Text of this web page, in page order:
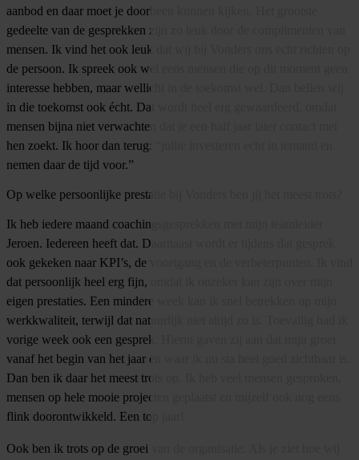
aanbod en daar moet je doorheen kunnen kijken. Het grootste
gedeelte van de gesprekken zijn zo leuk door de complimenten van
mensen. Ik vind het ook leuk dat wij bij Vonders ons echt richten op
de persoon. Ik spreek ook wel eens mensen die op dit moment geen
interesse hebben, maar wellicht in de toekomst wel. Dan bellen wij
in die toekomst ook écht. Dat wordt heel erg gewaardeerd, omdat
mensen bijna niet verwachten dat je een half jaar later contact met
hen zoekt. Ik hoor dan terug: “jullie investeren echt in iemand en
nemen daar de tijd voor.”
Op welke persoonlijke prestatie bij Vonders ben jij het meest trots?
Ik heb iedere maand coachingsgesprekken met mijn teamleider
Jeroen. Iedereen heeft dat. Daarnaast wordt er tijdens dat gesprek
ook gekeken naar KPI’s, de voortgang en de verbeterpunten. Ik vind
dat persoonlijk heel erg fijn, omdat ik onzeker kan zijn over mijn
eigen prestaties. Een mindere week kan ik snel betrekken op mijn
werkkwaliteit, terwijl dat natuurlijk niet altijd zo is. Toevallig had ik
vorige week ook een gesprek. Hierin gaven zij aan dat mijn groei
vanaf het begin van het jaar en waar ik nu sta heel goed zichtbaar is.
Dan ben ik daar het meest trots op. Ik heb veel mensen gesproken,
mensen op hele mooie projecten geplaatst en mijzelf ook nog eens
flink doorontwikkeld. Een top jaar!
Ook ben ik trots op de groei van de organisatie. Als je ziet hoe wij